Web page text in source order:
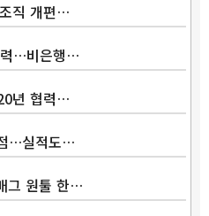
직 개편…
력…비은행…
년 협력…
…실적도…
그 원툴 한…